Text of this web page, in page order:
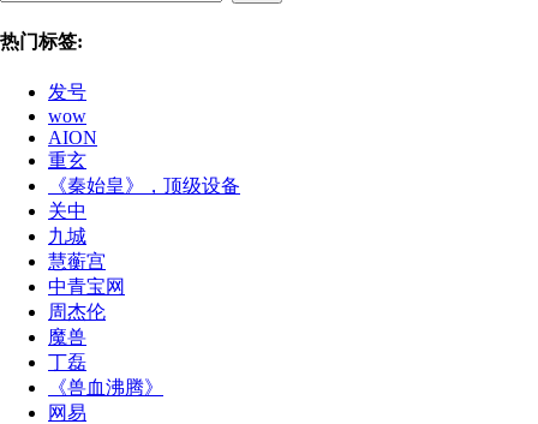
热门标签:
发号
wow
AION
重玄
《秦始皇》，顶级设备
关中
九城
慧蘅宫
中青宝网
周杰伦
魔兽
丁磊
《兽血沸腾》
网易